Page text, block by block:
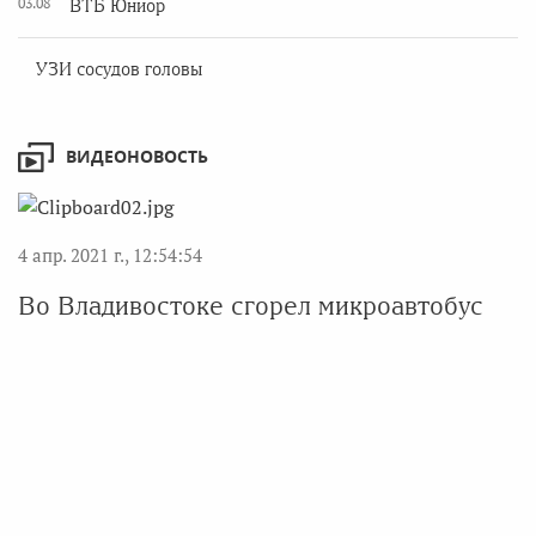
ВТБ Юниор
УЗИ сосудов головы
ВИДЕОНОВОСТЬ
4 апр. 2021 г., 12:54:54
Во Владивостоке сгорел микроавтобус